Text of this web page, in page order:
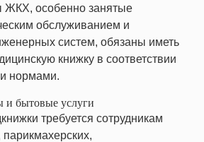
ЖКХ, особенно занятые
обслуживанием и
систем, обязаны иметь
книжку в соответствии
нормами.
и бытовые услуги
требуется сотрудникам